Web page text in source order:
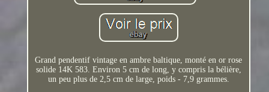
Grand pendentif vintage en ambre baltique, monté en or rose
solide 14K 583. Environ 5 cm de long, y compris la bélière,
un peu plus de 2,5 cm de large, poids - 7,9 grammes.